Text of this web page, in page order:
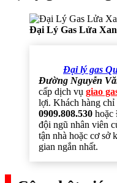
Đại Lý Gas Lửa
Đại lý gas
Đường Nguyễn
cấp dịch vụ giao
lợi. Khách hàng chỉ
0909.808.530 hoặc
đội ngũ nhân viên
tận nhà hoặc cơ sở
gian ngắn nhất.